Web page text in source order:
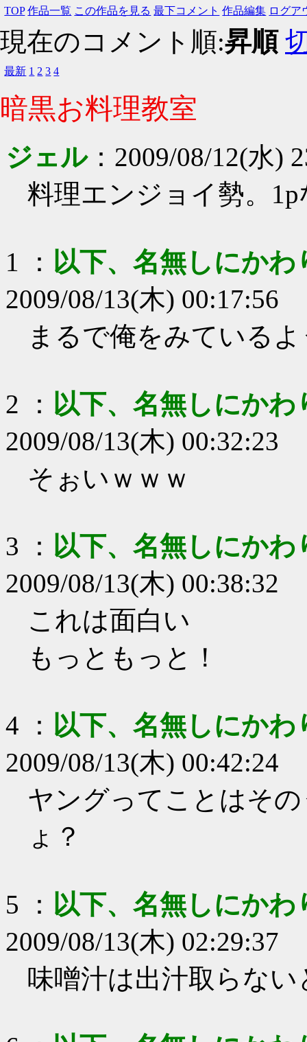
TOP 作品一覧 この作品を見る 最下コメント 作品編集 ログア
現在のコメント順:昇順
最新 1 2 3 4
暗黒お料理教室
ジェル： 2009/08/12(水)
料理エンジョイ勢。1p
1 ： 以下、名無しにか
2009/08/13(木) 00:17:56
まるで俺をみている
2 ： 以下、名無しにか
2009/08/13(木) 00:32:23
そぉいｗｗｗ
3 ： 以下、名無しにか
2009/08/13(木) 00:38:32
これは面白い
もっともっと！
4 ： 以下、名無しにか
2009/08/13(木) 00:42:24
ヤングってことはそ
ょ？
5 ： 以下、名無しにか
2009/08/13(木) 02:29:37
味噌汁は出汁取らな